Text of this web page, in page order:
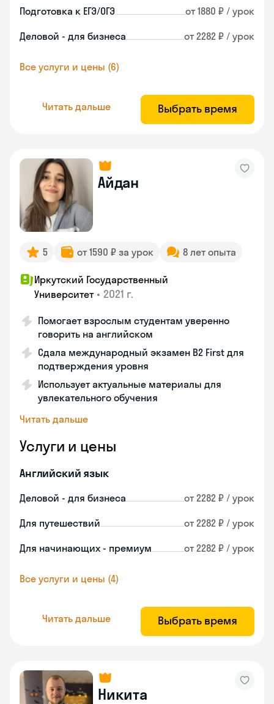
Подготовка к ЕГЭ/ОГЭ от 1880 ₽ / урок
Деловой - для бизнеса от 2282 ₽ / урок
Все услуги и цены (6)
Читать дальше Выбрать время
Айдан
5 от 1590 ₽ за урок 8 лет опыта
Иркутский Государственный
Университет • 2021 г.
Помогает взрослым студентам уверенно
говорить на английском
Сдала международный экзамен B2 First для
подтверждения уровня
Использует актуальные материалы для
увлекательного обучения
Читать дальше
Услуги и цены
Английский язык
Деловой - для бизнеса от 2282 ₽ / урок
Для путешествий от 2282 ₽ / урок
Для начинающих - премиум от 2282 ₽ / урок
Все услуги и цены (4)
Читать дальше Выбрать время
Никита